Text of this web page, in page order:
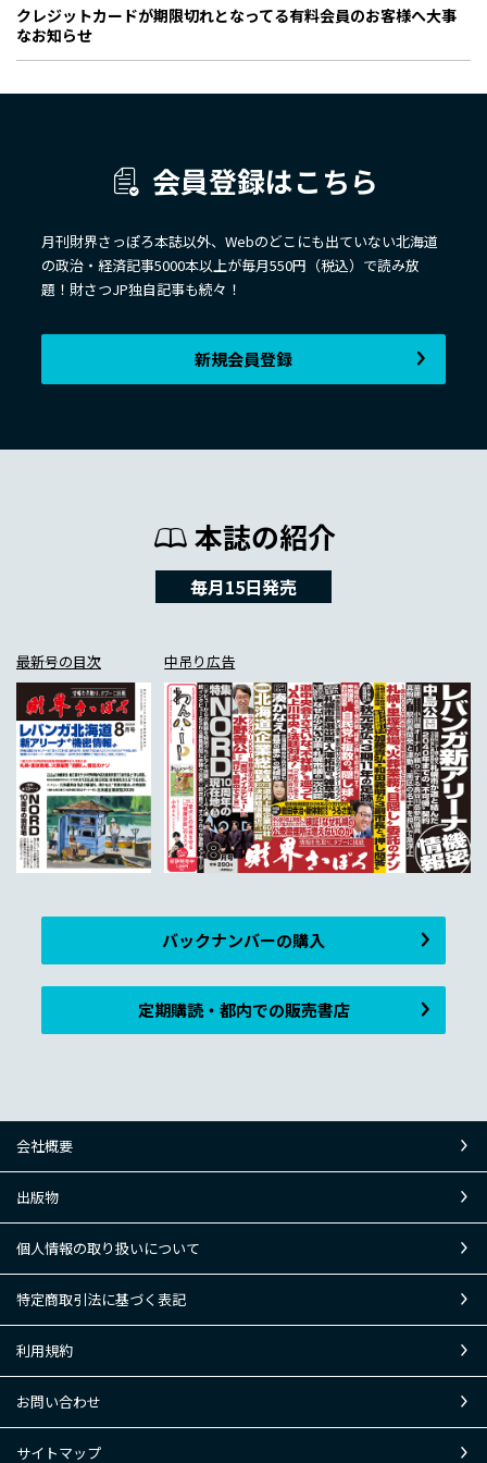
クレジットカードが期限切れとなってる有料会員のお客様へ大事
なお知らせ
会員登録はこちら
月刊財界さっぽろ本誌以外、Webのどこにも出ていない北海道
の政治・経済記事5000本以上が毎月550円（税込）で読み放
題！財さつJP独自記事も続々！
新規会員登録
本誌の紹介
毎月15日発売
最新号の目次 中吊り広告
バックナンバーの購入
定期購読・都内での販売書店
会社概要
出版物
個人情報の取り扱いについて
特定商取引法に基づく表記
利用規約
お問い合わせ
サイトマップ